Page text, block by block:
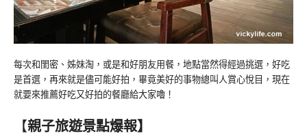
每次和閨密、姊妹淘，或是和好朋友用餐，地點當然得經過挑選，好吃
是首選，再來就是儘可能好拍，畢竟美好的事物總叫人賞心悅目，現在
就要來推薦好吃又好拍的餐廳給大家嚕！
【親子旅遊景點爆報】